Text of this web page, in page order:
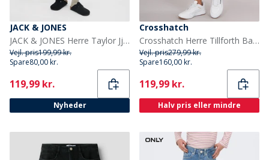
JACK & JONES
JACK & JONES Herre Taylor Jjcraft AKM 635 Shorts Blue Denim
Vejl. pris199,99 kr.
Spare80,00 kr.
Current
119,99 kr.
Nyheder
Crosshatch
Crosshatch Herre Tillforth Baggy Denim Shorts Lys Vask
Vejl. pris279,99 kr.
Spare160,00 kr.
Current
119,99 kr.
Halv pris eller mindre